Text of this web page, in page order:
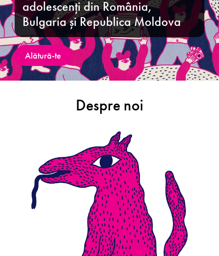
adolescenți din România,
Bulgaria și Republica Moldova
Alătură-te
Despre noi